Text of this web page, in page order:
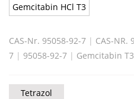
Gemcitabin HCl T3
CAS-Nr. 95058-92-7 | CAS-NR.
7 | 95058-92-7 | Gemcitabin T3
Tetrazol